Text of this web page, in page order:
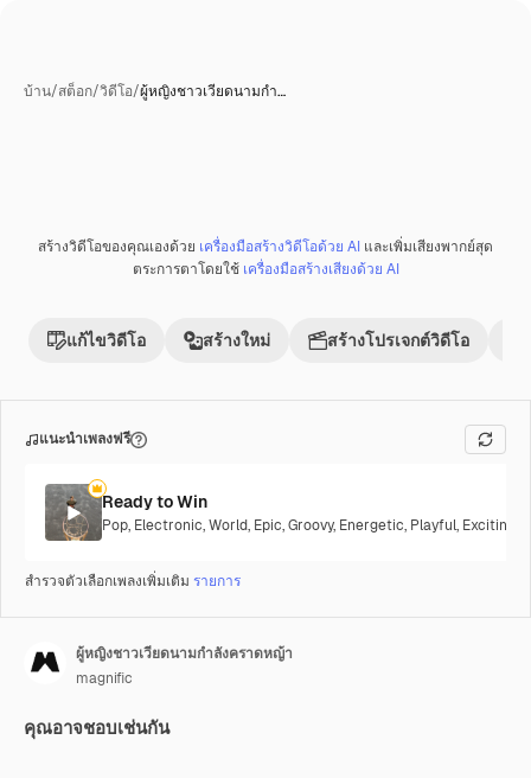
บ้าน/สต็อก/วิดีโอ/ผู้หญิงชาวเวียดนามกำ…
สร้างวิดีโอของคุณเองด้วย เครื่องมือสร้างวิดีโอด้วย AI และเพิ่มเสียงพากย์สุด
ตระการตาโดยใช้ เครื่องมือสร้างเสียงด้วย AI
แก้ไขวิดีโอ สร้างใหม่ สร้างโปรเจกต์วิดีโอ
แนะนำเพลงฟรี
Ready to Win
Pop, Electronic,World, Epic,Groovy, Energetic, Playful, Exciting
สำรวจตัวเลือกเพลงเพิ่มเติม รายการ
ผู้หญิงชาวเวียดนามกำลังคราดหญ้า
magnific
คุณอาจชอบเช่นกัน